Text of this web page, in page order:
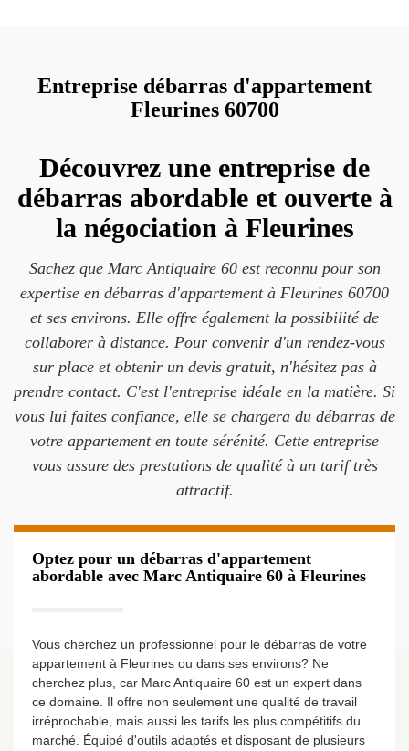
Entreprise débarras d'appartement
Fleurines 60700
Découvrez une entreprise de
débarras abordable et ouverte à
la négociation à Fleurines
Sachez que Marc Antiquaire 60 est reconnu pour son
expertise en débarras d'appartement à Fleurines 60700
et ses environs. Elle offre également la possibilité de
collaborer à distance. Pour convenir d'un rendez-vous
sur place et obtenir un devis gratuit, n'hésitez pas à
prendre contact. C'est l'entreprise idéale en la matière. Si
vous lui faites confiance, elle se chargera du débarras de
votre appartement en toute sérénité. Cette entreprise
vous assure des prestations de qualité à un tarif très
attractif.
Optez pour un débarras d'appartement
abordable avec Marc Antiquaire 60 à Fleurines
Vous cherchez un professionnel pour le débarras de votre
appartement à Fleurines ou dans ses environs? Ne
cherchez plus, car Marc Antiquaire 60 est un expert dans
ce domaine. Il offre non seulement une qualité de travail
irréprochable, mais aussi les tarifs les plus compétitifs du
marché. Équipé d'outils adaptés et disposant de plusieurs